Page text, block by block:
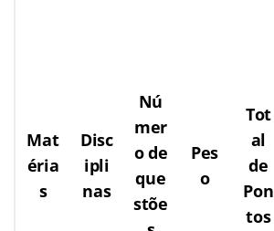
Mat
éria
s
Disc
ipli
nas
Nú
mer
o de
que
stõe
Pes
o
Tot
al
de
Pon
tos